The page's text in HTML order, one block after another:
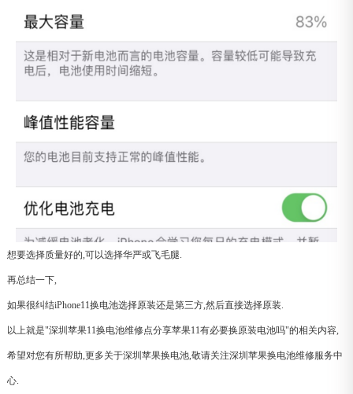
想要选择质量好的,可以选择华严或飞毛腿.
再总结一下,
如果很纠结iPhone11换电池选择原装还是第三方,然后直接选择原装.
以上就是"深圳苹果11换电池维修点分享苹果11有必要换原装电池吗"的相关内容,
希望对您有所帮助,更多关于深圳苹果换电池,敬请关注深圳苹果换电池维修服务中
心.